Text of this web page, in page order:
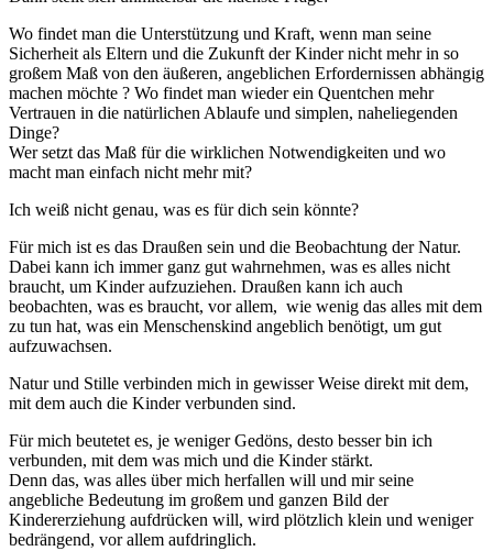
Wo findet man die Unterstützung und Kraft, wenn man seine
Sicherheit als Eltern und die Zukunft der Kinder nicht mehr in so
großem Maß von den äußeren, angeblichen Erfordernissen abhängig
machen möchte ? Wo findet man wieder ein Quentchen mehr
Vertrauen in die natürlichen Ablaufe und simplen, naheliegenden
Dinge?
Wer setzt das Maß für die wirklichen Notwendigkeiten und wo
macht man einfach nicht mehr mit?
Ich weiß nicht genau, was es für dich sein könnte?
Für mich ist es das Draußen sein und die Beobachtung der Natur.
Dabei kann ich immer ganz gut wahrnehmen, was es alles nicht
braucht, um Kinder aufzuziehen. Draußen kann ich auch
beobachten, was es braucht, vor allem, wie wenig das alles mit dem
zu tun hat, was ein Menschenskind angeblich benötigt, um gut
aufzuwachsen.
Natur und Stille verbinden mich in gewisser Weise direkt mit dem,
mit dem auch die Kinder verbunden sind.
Für mich beutetet es, je weniger Gedöns, desto besser bin ich
verbunden, mit dem was mich und die Kinder stärkt.
Denn das, was alles über mich herfallen will und mir seine
angebliche Bedeutung im großem und ganzen Bild der
Kindererziehung aufdrücken will, wird plötzlich klein und weniger
bedrängend, vor allem aufdringlich.